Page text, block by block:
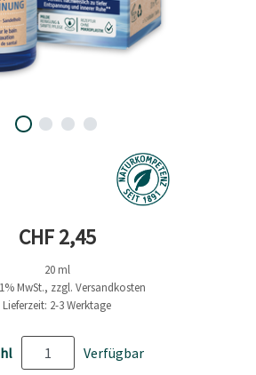
Aktueller Preis
CHF 2,45
20 ml
MwSt., zzgl. Versandkosten
Lieferzeit: 2-3 Werktage
Verfügbar